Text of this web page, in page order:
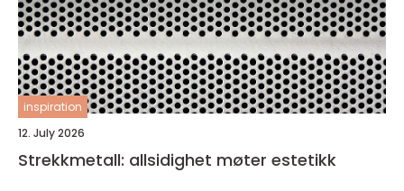
inspiration
12. July 2026
Strekkmetall: allsidighet møter estetikk